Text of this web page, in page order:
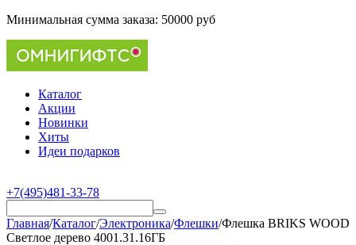
Минимальная сумма заказа: 50000 руб
Каталог
Акции
Новинки
Хиты
Идеи подарков
+7(495)481-33-78
Главная/Каталог/Электроника/Флешки/Флешка BRIKS WOOD
Светлое дерево 4001.31.16ГБ